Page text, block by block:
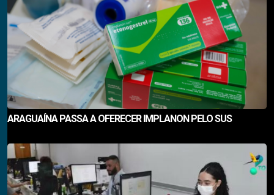
ARAGUAÍNA PASSA A OFERECER IMPLANON PELO SUS